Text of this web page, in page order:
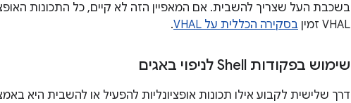
VHAL זמין
בסקירה הכללית על VHAL .
שימוש בפקודות Shell לניפוי באגים
דרך שלישית לקבוע אילו תכונות אופציונליות להפעיל או להשבית היא